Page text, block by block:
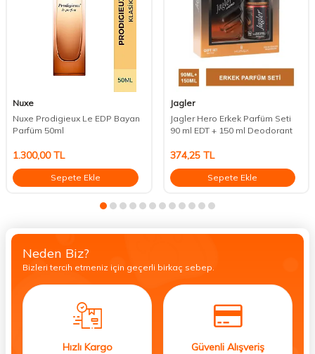
Nuxe
Nuxe Prodigieux Le EDP Bayan
Parfüm 50ml
1.300,00TL
Sepete Ekle
Jagler
Jagler Hero Erkek Parfüm Seti
90 ml EDT + 150 ml Deodorant
374,25TL
Sepete Ekle
Neden Biz?
Bizleri tercih etmeniz için geçerli birkaç sebep.
Hızlı Kargo Güvenli Alışveriş